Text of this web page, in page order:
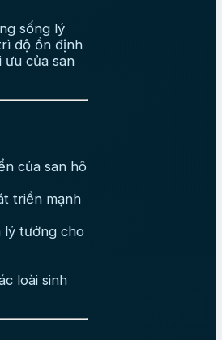
sống lý
độ ổn định
của san
của san hô
triển mạnh
lý tưởng cho
loài sinh